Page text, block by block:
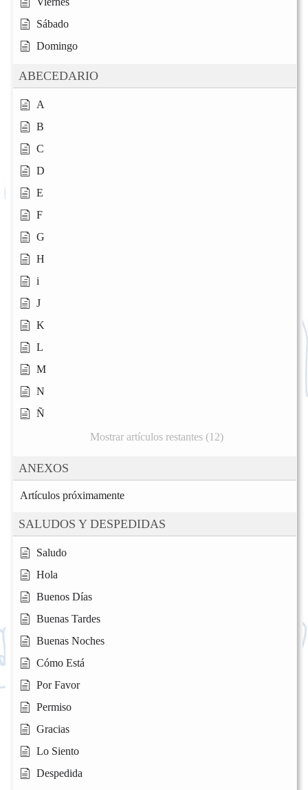
Sábado
Domingo
ABECEDARIO
A
B
C
D
E
F
G
H
i
J
K
L
M
N
Ñ
Mostrar artículos restantes (12)
ANEXOS
Artículos próximamente
SALUDOS Y DESPEDIDAS
Saludo
Hola
Buenos Días
Buenas Tardes
Buenas Noches
Cómo Está
Por Favor
Permiso
Gracias
Lo Siento
Despedida